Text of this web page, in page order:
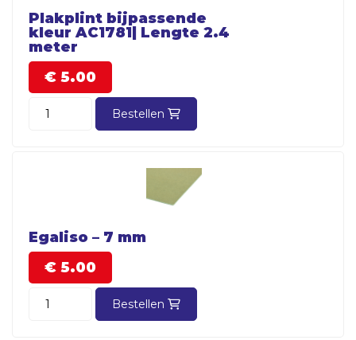
Plakplint bijpassende
kleur AC1781| Lengte 2.4
meter
€ 5.00
Bestellen
Egaliso – 7 mm
€ 5.00
Bestellen